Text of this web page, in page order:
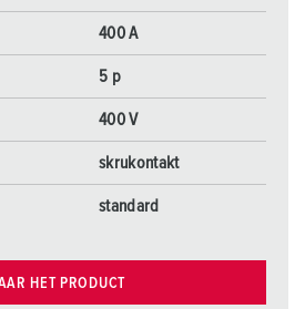
400 A
5 p
400 V
skrukontakt
standard
HET PRODUCT